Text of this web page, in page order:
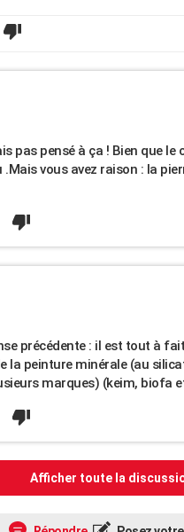
pas pensé à ça ! Bien que
vous avez raison : la
précédente : il est tout à
la peinture minérale (au
marques) (keim, biofa
Afficher toute la